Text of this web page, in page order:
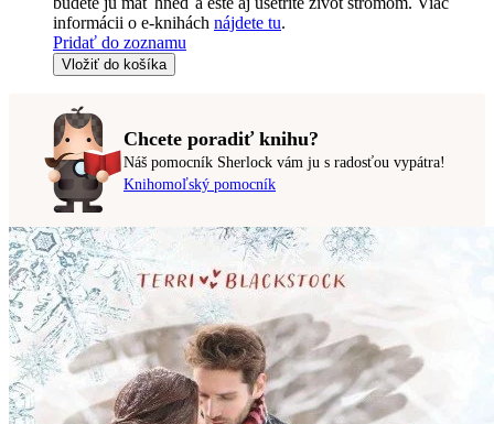
informácii o e-knihách nájdete tu.
Pridať do zoznamu
Vložiť do košíka
Chcete poradiť knihu?
Náš pomocník Sherlock vám ju s radosťou vypátra!
Knihomoľský pomocník